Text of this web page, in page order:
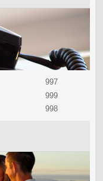
997
999
998